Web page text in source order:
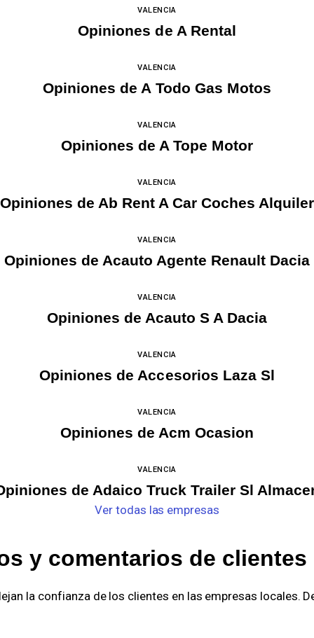
VALENCIA
Opiniones de A Rental
VALENCIA
Opiniones de A Todo Gas Motos
VALENCIA
Opiniones de A Tope Motor
VALENCIA
Opiniones de Ab Rent A Car Coches Alquiler
VALENCIA
Opiniones de Acauto Agente Renault Dacia
VALENCIA
Opiniones de Acauto S A Dacia
VALENCIA
Opiniones de Accesorios Laza Sl
VALENCIA
Opiniones de Acm Ocasion
VALENCIA
de Adaico Truck Trailer Sl
Ver todas las empresas
y comentarios de clientes
la confianza de los clientes en las empresas locales.